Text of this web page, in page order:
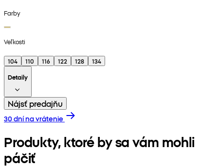
Farby
Veľkosti
104 110 116 122 128
134
Detaily
Nájsť predajňu
30 dní na vrátenie
Produkty, ktoré by sa vám mohli
páčiť